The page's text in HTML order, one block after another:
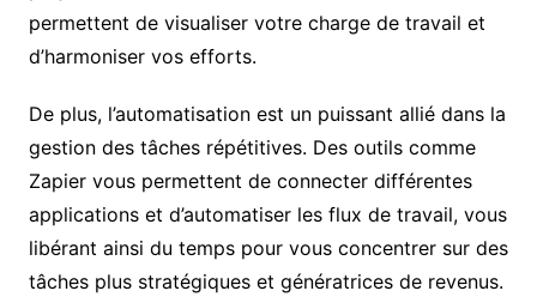
permettent de visualiser votre charge de travail et
d’harmoniser vos efforts.
De plus, l’automatisation est un puissant allié dans la
gestion des tâches répétitives. Des outils comme
Zapier vous permettent de connecter différentes
applications et d’automatiser les flux de travail, vous
libérant ainsi du temps pour vous concentrer sur des
tâches plus stratégiques et génératrices de revenus.